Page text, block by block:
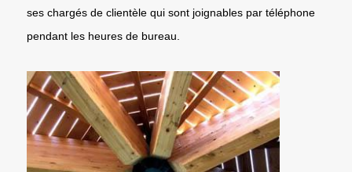
ses chargés de clientèle qui sont joignables par téléphone
pendant les heures de bureau.